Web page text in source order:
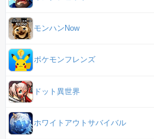
モンハンNow
ポケモンフレンズ
ドット異世界
ホワイトアウトサバイバル